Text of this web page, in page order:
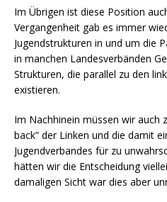
Im Übrigen ist diese Position
Vergangenheit gab es immer
Jugendstrukturen in und um die
in manchen Landesverbänden
Strukturen, die parallel zu den
existieren.
Im Nachhinein müssen wir auch
back” der Linken und die damit
Jugendverbandes für zu
hätten wir die Entscheidung
damaligen Sicht war dies aber